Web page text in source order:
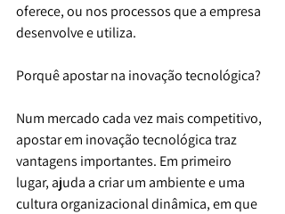
oferece, ou nos processos que a empresa
desenvolve e utiliza.
Porquê apostar na inovação tecnológica?
Num mercado cada vez mais competitivo,
apostar em inovação tecnológica traz
vantagens importantes. Em primeiro
lugar, ajuda a criar um ambiente e uma
cultura organizacional dinâmica, em que